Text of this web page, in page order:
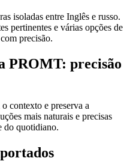
isoladas entre Inglês e russo.
pertinentes e várias opções de
precisão.
PROMT: precisão
contexto e preserva a
mais naturais e precisas
do quotidiano.